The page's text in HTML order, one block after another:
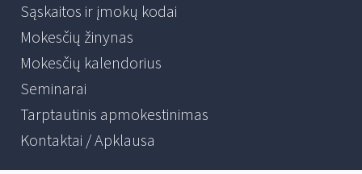
Sąskaitos ir įmokų kodai
Mokesčių žinynas
Mokesčių kalendorius
Seminarai
Tarptautinis apmokestinimas
Kontaktai / Apklausa